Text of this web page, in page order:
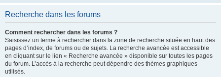
Recherche dans les forums
Comment rechercher dans les forums ?
Saisissez un terme à rechercher dans la zone de recherche située en haut des
pages d’index, de forums ou de sujets. La recherche avancée est accessible
en cliquant sur le lien « Recherche avancée » disponible sur toutes les pages
du forum. L’accès à la recherche peut dépendre des thèmes graphiques
utilisés.